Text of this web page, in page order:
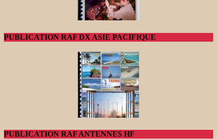
PUBLICATION RAF DX ASIE PACIFIQUE
PUBLICATION RAF ANTENNES HF